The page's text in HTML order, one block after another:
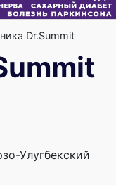
Dr.Summit
Улугбекский